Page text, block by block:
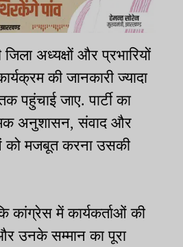
अध्यक्षों और प्रभारियों
की जानकारी ज्यादा
पहुंचाई जाए. पार्टी का
अनुशासन, संवाद और
को मजबूत करना उसकी
कांग्रेस में कार्यकर्ताओं की
उनके सम्मान का पूरा